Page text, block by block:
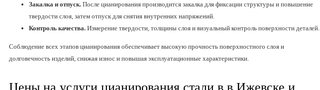
Закалка и отпуск. После цианирования производится закалка для фиксации структуры и повышение
твердости слоя, затем отпуск для снятия внутренних напряжений.
Контроль качества. Измерение твердости, толщины слоя и визуальный контроль поверхности деталей.
Соблюдение всех этапов цианирования обеспечивает высокую прочность поверхностного слоя и
долговечность изделий, снижая износ и повышая эксплуатационные характеристики.